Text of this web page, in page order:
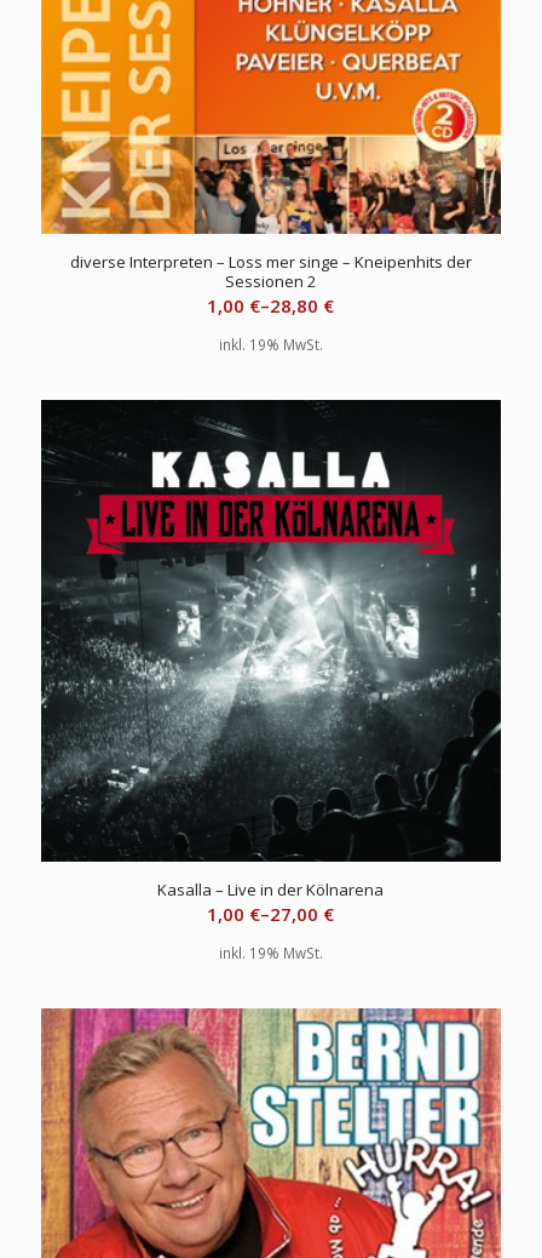
diverse Interpreten – Loss mer singe – Kneipenhits der
Sessionen 2
1,00 €–28,80 €
inkl. 19% MwSt.
Kasalla – Live in der Kölnarena
1,00 €–27,00 €
inkl. 19% MwSt.